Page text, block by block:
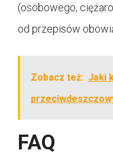
(osobowego,
od przepisów
Zobacz też: Jaki
FAQ